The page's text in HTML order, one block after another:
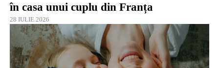
în casa unui cuplu din Franța
28 IULIE 2026